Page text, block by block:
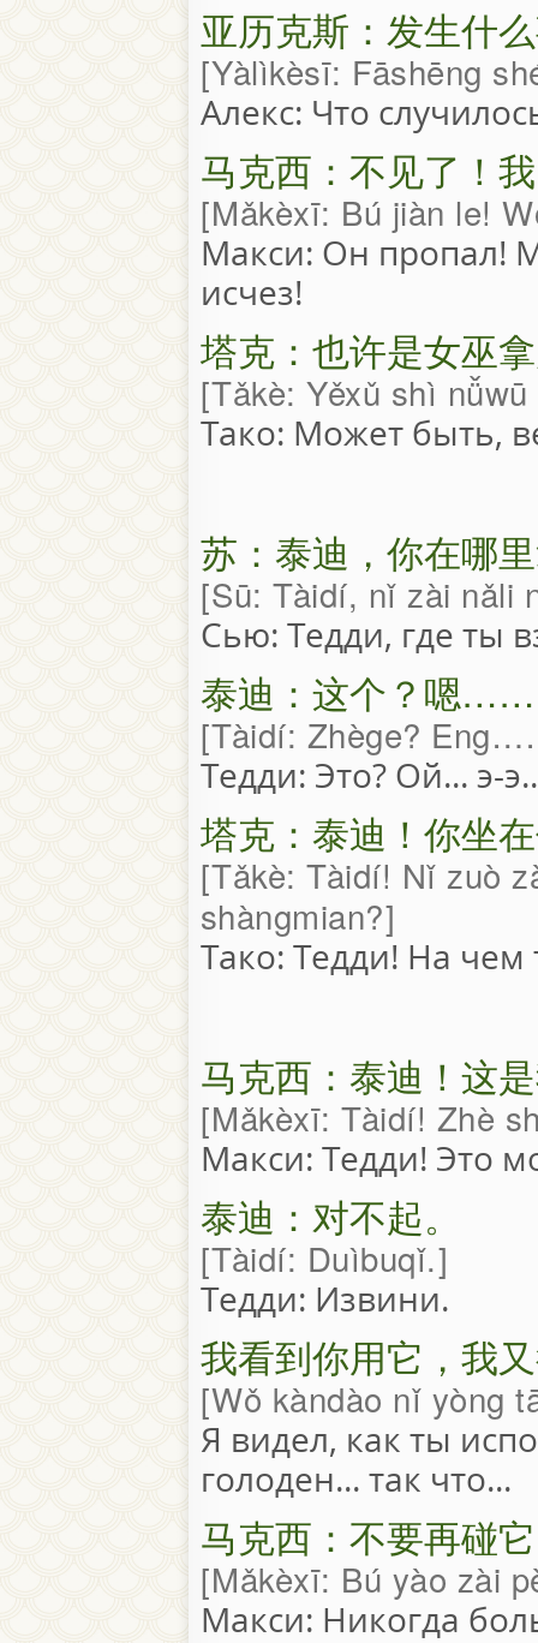
亚历克斯：发生什
Yàlìkèsī: Fāshēng
Алекс: Что
马克西：不见了！
Mǎkèxī: Bú jiàn le!
Макси: Он пропал!
исчез!
塔克：也许是女巫
Tǎkè: Yěxǔ shì
Тако: Может быть,
苏：泰迪，你在哪
Sū: Tàidí, nǐ zài nǎli
Сью: Тедди, где ты
泰迪：这个？嗯
Tàidí: Zhège?
Тедди: Это? Ой... э-
塔克：泰迪！你坐
Tǎkè: Tàidí! Nǐ zuò
shàngmian?
Тако: Тедди! На
马克西：泰迪！这
Mǎkèxī: Tàidí! Zhè
Макси: Тедди! Это
泰迪：对不起。
Tàidí: Duìbuqǐ.
Тедди: Извини.
我看到你用它，我
Wǒ kàndào nǐ yòng
Я видел, как ты
голоден... так что...
马克西：不要再碰
Mǎkèxī: Bú yào zài
Макси: Никогда